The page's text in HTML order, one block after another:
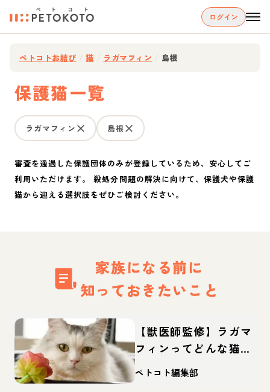
ログイン
ペトコトお結び 猫 ラガマフィン 島根
保護猫一覧
ラガマフィン 島根
審査を通過した保護団体のみが登録しているため、安心してご
利用いただけます。 殺処分問題の解決に向けて、保護犬や保護
猫から迎える選択肢をぜひご検討ください。
家族になる前に
知っておきたいこと
【獣医師監修】ラガマ
フィンってどんな猫？
性格・体重・寿命の特
徴・迎え方
ペトコト編集部